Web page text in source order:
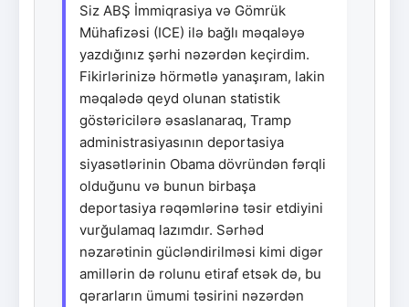
Siz ABŞ İmmiqrasiya və Gömrük
Mühafizəsi (ICE) ilə bağlı məqaləyə
yazdığınız şərhi nəzərdən keçirdim.
Fikirlərinizə hörmətlə yanaşıram, lakin
məqalədə qeyd olunan statistik
göstəricilərə əsaslanaraq, Tramp
administrasiyasının deportasiya
siyasətlərinin Obama dövründən fərqli
olduğunu və bunun birbaşa
deportasiya rəqəmlərinə təsir etdiyini
vurğulamaq lazımdır. Sərhəd
nəzarətinin gücləndirilməsi kimi digər
amillərin də rolunu etiraf etsək də, bu
qərarların ümumi təsirini nəzərdən